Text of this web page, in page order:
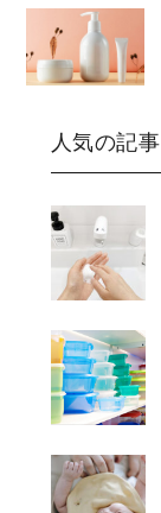
人気の記事